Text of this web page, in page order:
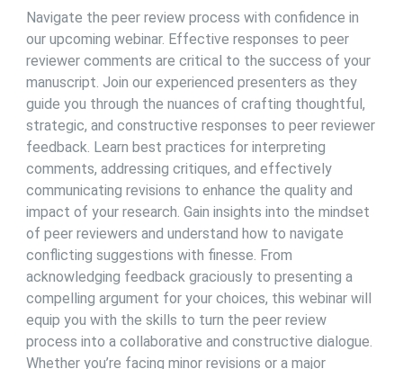
Navigate the peer review process with confidence in
our upcoming webinar. Effective responses to peer
reviewer comments are critical to the success of your
manuscript. Join our experienced presenters as they
guide you through the nuances of crafting thoughtful,
strategic, and constructive responses to peer reviewer
feedback. Learn best practices for interpreting
comments, addressing critiques, and effectively
communicating revisions to enhance the quality and
impact of your research. Gain insights into the mindset
of peer reviewers and understand how to navigate
conflicting suggestions with finesse. From
acknowledging feedback graciously to presenting a
compelling argument for your choices, this webinar will
equip you with the skills to turn the peer review
process into a collaborative and constructive dialogue.
Whether you’re facing minor revisions or a major